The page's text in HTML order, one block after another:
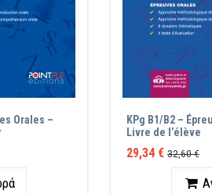
Orales –
KPg B1/B2 –
Livre de l’élève
29,34 € 32,60 €